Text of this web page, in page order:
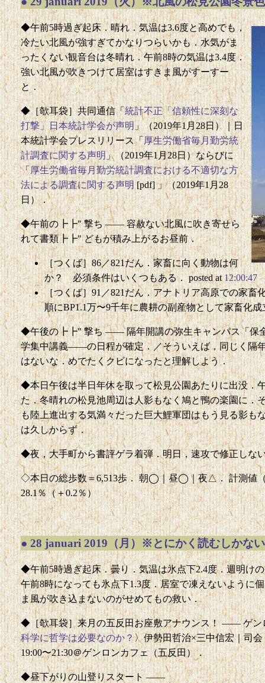
◆午前5時過ぎ起床．晴れ．気温は3.6度と高めでも，
冷たい北風が強すぎてかなりつらいかも．水気がま
ったくない観音台は冬晴れ．午前8時の気温は3.4度．
強い北風が吹きつけて居室はすきま風がすーすー
と．
◆［欹耳袋］共同通信「統計不正「信頼性に深刻な
打撃」日本統計学会が声明」（2019年1月28日）｜日
本統計学会プレスリリース「厚生労働省毎月勤労統
計調査に関する声明」（2019年1月28日）ならびに
「厚生労働省毎月勤労統計調査における不適切な方
法による調査に関する声明[pdf] 」（2019年1月28
日）．
◆午前の┣┣" 撃ち —— 容赦ない北風に吹き寄せら
れて書類┣┣" どもが積み上がるお昼前．
［つくば］86／821だん．家畜に向く動物は何
か？ 必須条件はいくつもある． posted at12:00:47
［つくば］91／821だん．アナトリア高原での家
順にBP1.1万〜9千年に農耕の副産物として家畜化成
◆午後の┣┣" 撃ち —— 隔年開講の弥生キャンパス「保
学集中講義——の日程が確定．／そういえば，同じく隔
はないな．めでたくクビになったと理解しよう．
◆本日午後は半日年休を取って松見公園あたりに出没．
た．冬晴れの松見池周辺は人影もなく鳩と鴨の楽園に．
も陸上進出する気満々だった巨大鯉軍団はもう見る影も
は久しからず．
◆夜，大手町から書評ゲラ着弾．明日，速攻で修正しな
◇本日の総歩数＝6,513歩． 朝◯｜昼◯｜夜△． 計測値（
28.1％（＋0.2％）
● 28 januari 2019（月）※とにかく読むしかない
◆午前5時過ぎ起床．曇り．気温は氷点下2.4度．週明け
午前8時になっても氷点下1.3度．居室で凍えないように
ま風が吹き込まないのがせめてもの救い．
◆［欹耳袋］来月の五反田お座敷アナウンス！ —— ゲン
科学に哲学は必要なのか？〉伊勢田哲治×三中信宏｜司
19:00〜21:30＠ゲンロンカフェ（五反田）．
◆昼下がりの山登りスタート ——